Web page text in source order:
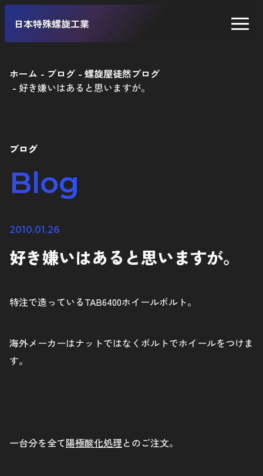
日本特殊螺旋工業
二輪車
自転車
工業製品
ホーム ブログ
螺旋屋徒然ブログ
好き嫌いはあると思いますが。
ブログ
Blog
2010.01.26
好き嫌いはあると思いますが。
特注で造っているTAB6400ホイールボルト。
海外メーカーはナットではなくボルトでホイールをつけま
す。
一台分を全て陽極酸化処理とのご注文。